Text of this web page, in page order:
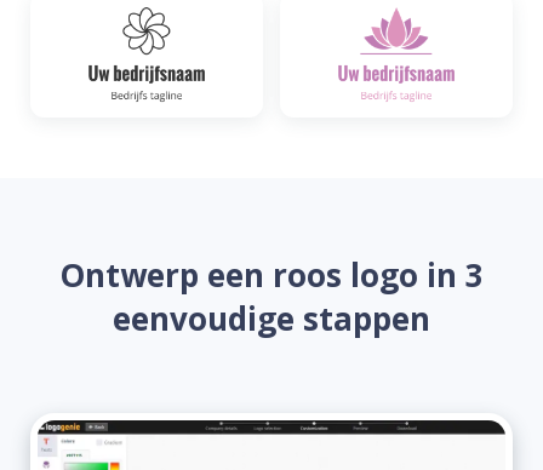
Ontwerp een roos logo in 3
eenvoudige stappen